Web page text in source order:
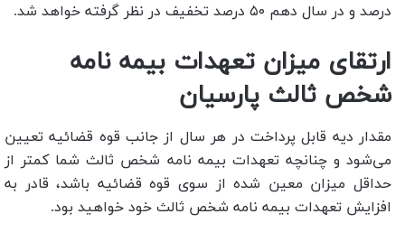
درصد و در سال دهم ۵۰ درصد تخفیف در نظر گرفته خواهد شد.
ارتقای میزان تعهدات بیمه نامه
شخص ثالث پارسیان
مقدار دیه قابل پرداخت در هر سال از جانب قوه قضائیه تعیین
می‌شود و چنانچه تعهدات بیمه نامه شخص ثالث شما کمتر از
حداقل میزان معین شده از سوی قوه قضائیه باشد، قادر به
افزایش تعهدات بیمه نامه شخص ثالث خود خواهید بود.